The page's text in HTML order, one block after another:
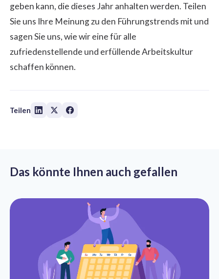
geben kann, die dieses Jahr anhalten werden. Teilen
Sie uns Ihre Meinung zu den Führungstrends mit und
sagen Sie uns, wie wir eine für alle
zufriedenstellende und erfüllende Arbeitskultur
schaffen können.
Teilen
Das könnte Ihnen auch gefallen